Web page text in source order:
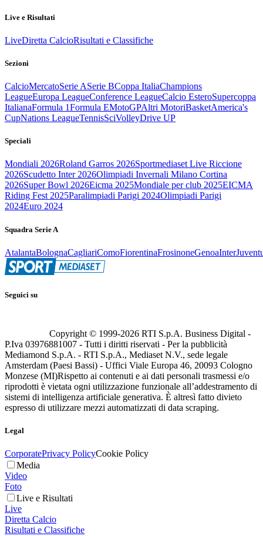
Live e Risultati
LiveDiretta CalcioRisultati e Classifiche
Sezioni
CalcioMercatoSerie ASerie BCoppa ItaliaChampions
LeagueEuropa LeagueConference LeagueCalcio EsteroSupercoppa
ItalianaFormula 1Formula EMotoGPAltri MotoriBasketAmerica's
CupNations LeagueTennisSciVolleyDrive UP
Speciali
Mondiali 2026Roland Garros 2026Sportmediaset Live Riccione
2026Scudetto Inter 2026Olimpiadi Invernali Milano Cortina
2026Super Bowl 2026Eicma 2025Mondiale per club 2025EICMA
Riding Fest 2025Paralimpiadi Parigi 2024Olimpiadi Parigi
2024Euro 2024
Squadra Serie A
AtalantaBolognaCagliariComoFiorentinaFrosinoneGenoaInter
Seguici su
Copyright © 1999-2026 RTI S.p.A. Business Digital -
P.Iva 03976881007 - Tutti i diritti riservati - Per la pubblicità
Mediamond S.p.A. - RTI S.p.A., Mediaset N.V., sede legale
Amsterdam (Paesi Bassi) - Uffici Viale Europa 46, 20093 Cologno
Monzese (MI)Rispetto ai contenuti e ai dati personali trasmessi e/o
riprodotti è vietata ogni utilizzazione funzionale all’addestramento di
sistemi di intelligenza artificiale generativa. È altresì fatto divieto
espresso di utilizzare mezzi automatizzati di data scraping.
Legal
CorporatePrivacy PolicyCookie Policy
Media
Video
Foto
Live e Risultati
Live
Diretta Calcio
Risultati e Classifiche